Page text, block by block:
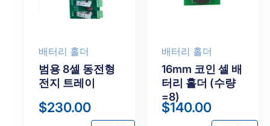
배터리 홀더
범용 8셀 동전형
전지 트레이
$230.00
배터리 홀더
16mm 코인 셀 배
터리 홀더 (수량
=8)
$140.00